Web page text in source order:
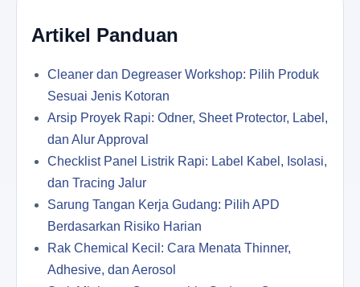
Artikel Panduan
Cleaner dan Degreaser Workshop: Pilih Produk
Sesuai Jenis Kotoran
Arsip Proyek Rapi: Odner, Sheet Protector, Label,
dan Alur Approval
Checklist Panel Listrik Rapi: Label Kabel, Isolasi,
dan Tracing Jalur
Sarung Tangan Kerja Gudang: Pilih APD
Berdasarkan Risiko Harian
Rak Chemical Kecil: Cara Menata Thinner,
Adhesive, dan Aerosol